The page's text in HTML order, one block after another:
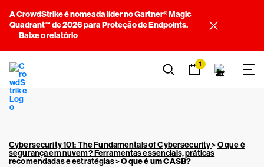
A CrowdStrike é nomeada líder no Gartner® Magic
Quadrant™ de 2026 para Proteção de Endpoints.
Baixe o relatório
1
Cybersecurity 101: The Fundamentals of Cybersecurity>O que é
segurança em nuvem? Ferramentas essenciais, práticas
recomendadas e estratégias>O que é um CASB?